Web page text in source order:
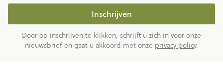
Inschrijven
Door op inschrijven te klikken, schrijft u zich in voor onze
nieuwsbrief en gaat u akkoord met onze privacy policy.